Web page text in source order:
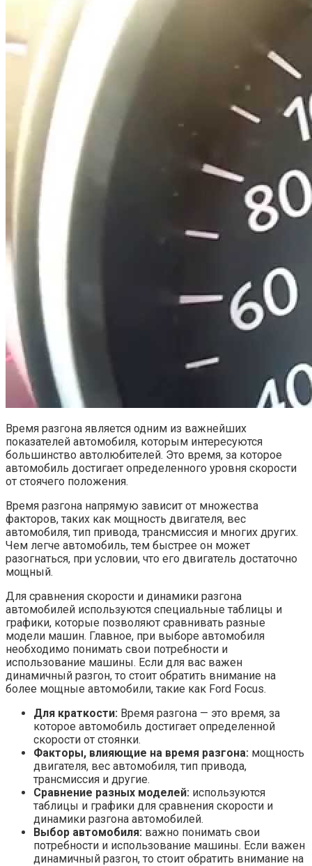
Время разгона является одним из важнейших
показателей автомобиля, которым интересуются
большинство автолюбителей. Это время, за которое
автомобиль достигает определенного уровня скорости
от стоячего положения.
Время разгона напрямую зависит от множества
факторов, таких как мощность двигателя, вес
автомобиля, тип привода, трансмиссия и многих других.
Чем легче автомобиль, тем быстрее он может
разогнаться, при условии, что его двигатель достаточно
мощный.
Для сравнения скорости и динамики разгона
автомобилей используются специальные таблицы и
графики, которые позволяют сравнивать разные
модели машин. Главное, при выборе автомобиля
необходимо понимать свои потребности и
использование машины. Если для вас важен
динамичный разгон, то стоит обратить внимание на
более мощные автомобили, такие как Ford Focus.
Для краткости: Время разгона — это время, за
которое автомобиль достигает определенной
скорости от стоянки.
Факторы, влияющие на время разгона: мощность
двигателя, вес автомобиля, тип привода,
трансмиссия и другие.
Сравнение разных моделей: используются
таблицы и графики для сравнения скорости и
динамики разгона автомобилей.
Выбор автомобиля: важно понимать свои
потребности и использование машины. Если важен
динамичный разгон, то стоит обратить внимание на